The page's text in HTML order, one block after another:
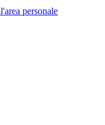
personale